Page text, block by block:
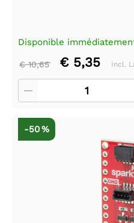
Disponible
€ 10,65 € 5,35 Incl.
-50 %